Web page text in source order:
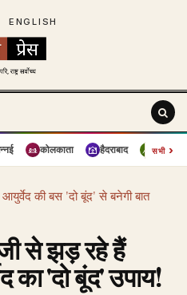
ENGLISH
कोलकाता हैदराबाद पुणे
सभी›
की बस 'दो बूंद' से बनेगी बात
से झड़ रहे हैं
'दो बूंद' उपाय!